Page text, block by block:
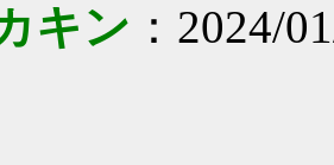
キン ：2024/